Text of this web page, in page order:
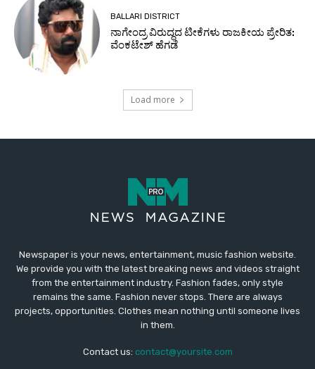
Newspaper is your news, entertainment, music fashion website.
We provide you with the latest breaking news and videos straight
from the entertainment industry. Fashion fades, only style
remains the same. Fashion never stops. There are always
projects, opportunities. Clothes mean nothing until someone lives
in them.
Contact us: contact@yoursite.com